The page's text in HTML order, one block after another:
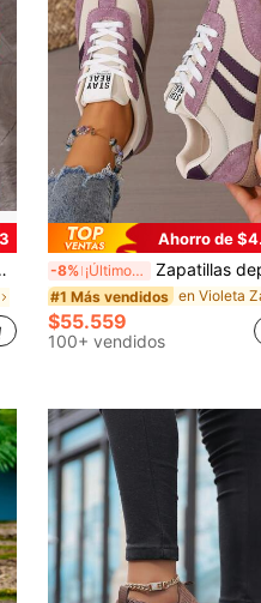
Ahorro de
-8% ¡Últimos 3 días Zapatillas deportivas planas casuales ligeras de moda nuevas para otoño/invierno 2025 con
#1 Más vendidos
$55.559
100+ vendidos